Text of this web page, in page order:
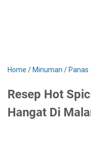
Home / Minuman / Panas
Resep Hot
Hangat Di